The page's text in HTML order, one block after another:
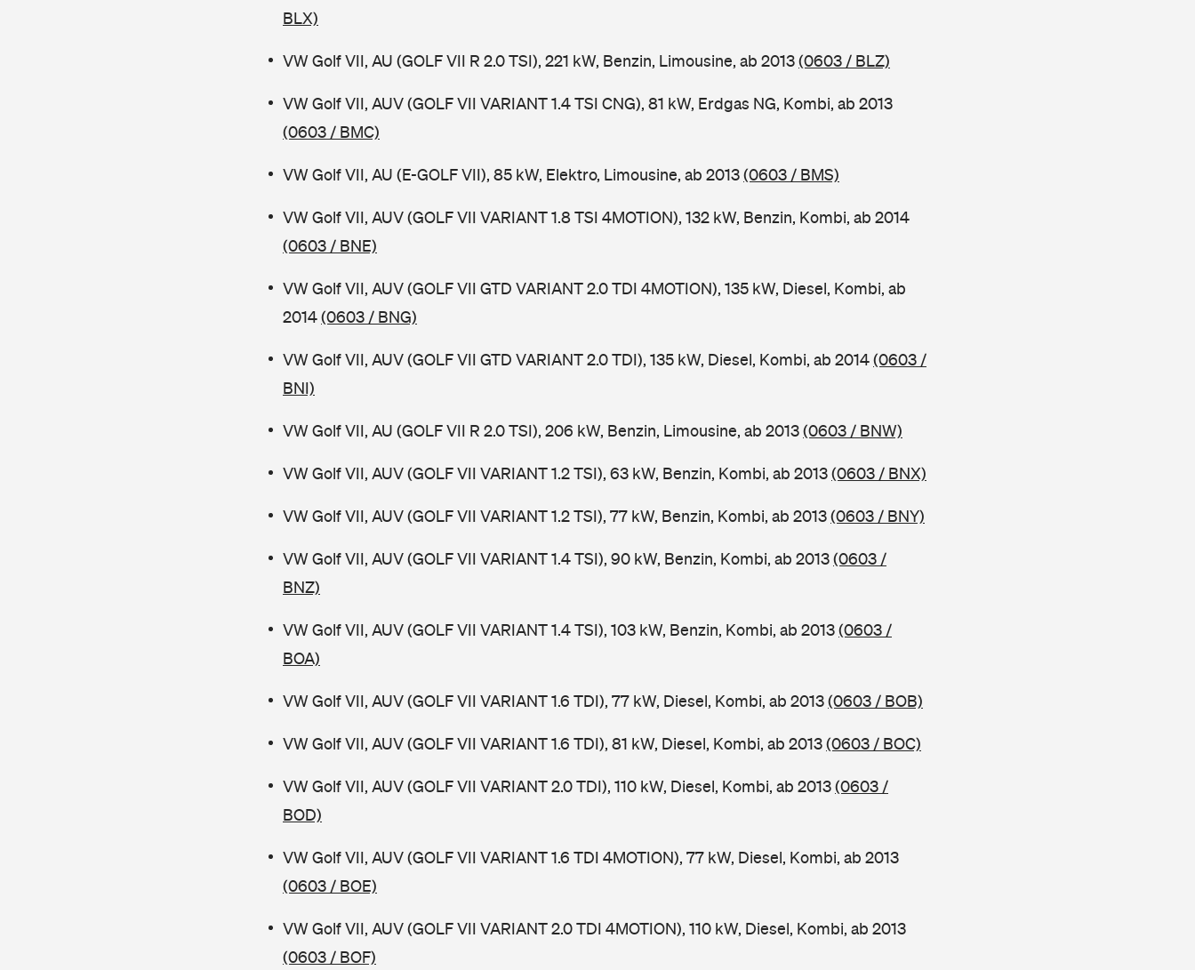
BLX)
VW Golf VII, AU (GOLF VII R 2.0 TSI), 221 kW, Benzin, Limousine, ab 2013(0603 / BLZ)
VW Golf VII, AUV (GOLF VII VARIANT 1.4 TSI CNG), 81 kW, Erdgas NG, Kombi, ab 2013
(0603 / BMC)
VW Golf VII, AU (E-GOLF VII), 85 kW, Elektro, Limousine, ab 2013(0603 / BMS)
VW Golf VII, AUV (GOLF VII VARIANT 1.8 TSI 4MOTION), 132 kW, Benzin, Kombi, ab 2014
(0603 / BNE)
VW Golf VII, AUV (GOLF VII GTD VARIANT 2.0 TDI 4MOTION), 135 kW, Diesel, Kombi, ab
2014(0603 / BNG)
VW Golf VII, AUV (GOLF VII GTD VARIANT 2.0 TDI), 135 kW, Diesel, Kombi, ab 2014(0603 /
BNI)
VW Golf VII, AU (GOLF VII R 2.0 TSI), 206 kW, Benzin, Limousine, ab 2013(0603 / BNW)
VW Golf VII, AUV (GOLF VII VARIANT 1.2 TSI), 63 kW, Benzin, Kombi, ab 2013(0603 / BNX)
VW Golf VII, AUV (GOLF VII VARIANT 1.2 TSI), 77 kW, Benzin, Kombi, ab 2013(0603 / BNY)
VW Golf VII, AUV (GOLF VII VARIANT 1.4 TSI), 90 kW, Benzin, Kombi, ab 2013(0603 /
BNZ)
VW Golf VII, AUV (GOLF VII VARIANT 1.4 TSI), 103 kW, Benzin, Kombi, ab 2013(0603 /
BOA)
VW Golf VII, AUV (GOLF VII VARIANT 1.6 TDI), 77 kW, Diesel, Kombi, ab 2013(0603 / BOB)
VW Golf VII, AUV (GOLF VII VARIANT 1.6 TDI), 81 kW, Diesel, Kombi, ab 2013(0603 / BOC)
VW Golf VII, AUV (GOLF VII VARIANT 2.0 TDI), 110 kW, Diesel, Kombi, ab 2013(0603 /
BOD)
VW Golf VII, AUV (GOLF VII VARIANT 1.6 TDI 4MOTION), 77 kW, Diesel, Kombi, ab 2013
(0603 / BOE)
VW Golf VII, AUV (GOLF VII VARIANT 2.0 TDI 4MOTION), 110 kW, Diesel, Kombi, ab 2013
(0603 / BOF)